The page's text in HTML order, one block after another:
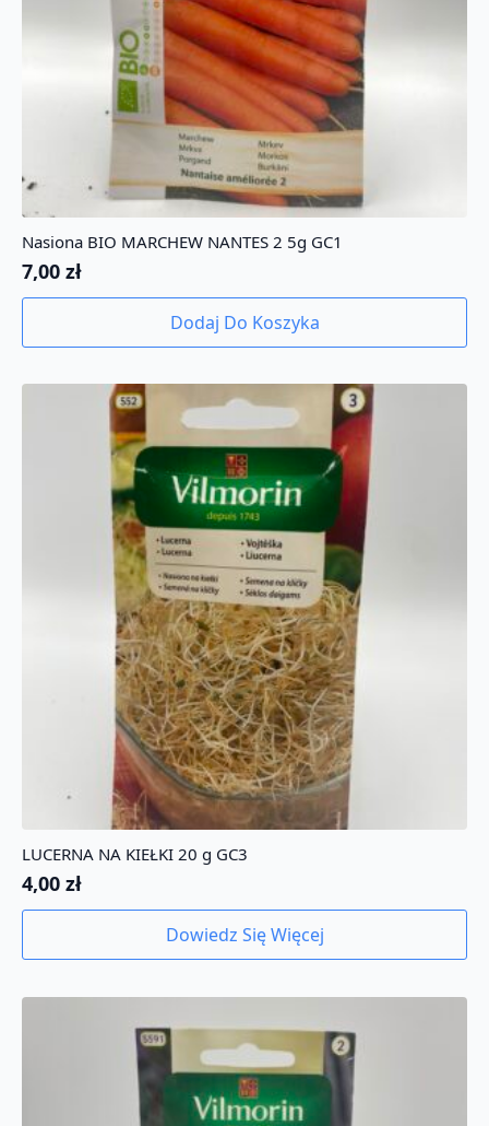
Nasiona BIO MARCHEW NANTES 2 5g GC1
7,00 zł
Dodaj Do Koszyka
LUCERNA NA KIEŁKI 20 g GC3
4,00 zł
Dowiedz Się Więcej